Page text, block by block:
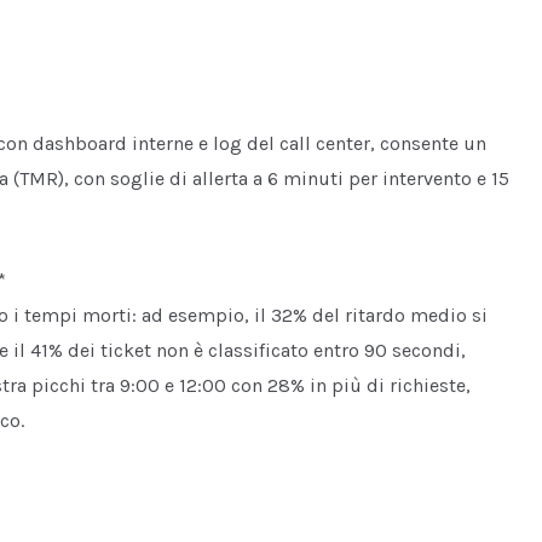
dashboard interne e log del call center, consente un
con soglie di allerta a 6 minuti per intervento e 15
i tempi morti: ad esempio, il 32% del ritardo medio si
il 41% dei ticket non è classificato entro 90 secondi,
picchi tra 9:00 e 12:00 con 28% in più di richieste,